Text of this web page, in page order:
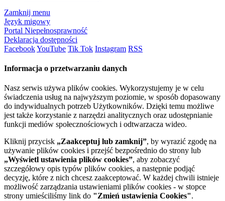
Zamknij menu
Język migowy
Portal Niepełnosprawność
Deklaracja dostępności
FacebookYouTube Tik Tok Instagram RSS
Informacja o przetwarzaniu danych
Nasz serwis używa plików cookies. Wykorzystujemy je w celu
świadczenia usług na najwyższym poziomie, w sposób dopasowany
do indywidualnych potrzeb Użytkowników. Dzięki temu możliwe
jest także korzystanie z narzędzi analitycznych oraz udostępnianie
funkcji mediów społecznościowych i odtwarzacza wideo.
Kliknij przycisk „Zaakceptuj lub zamknij”, by wyrazić zgodę na
używanie plików cookies i przejść bezpośrednio do strony lub
„Wyświetl ustawienia plików cookies”, aby zobaczyć
szczegółowy opis typów plików cookies, a następnie podjąć
decyzję, które z nich chcesz zaakceptować. W każdej chwili istnieje
możliwość zarządzania ustawieniami plików cookies - w stopce
strony umieściliśmy link do "Zmień ustawienia Cookies".